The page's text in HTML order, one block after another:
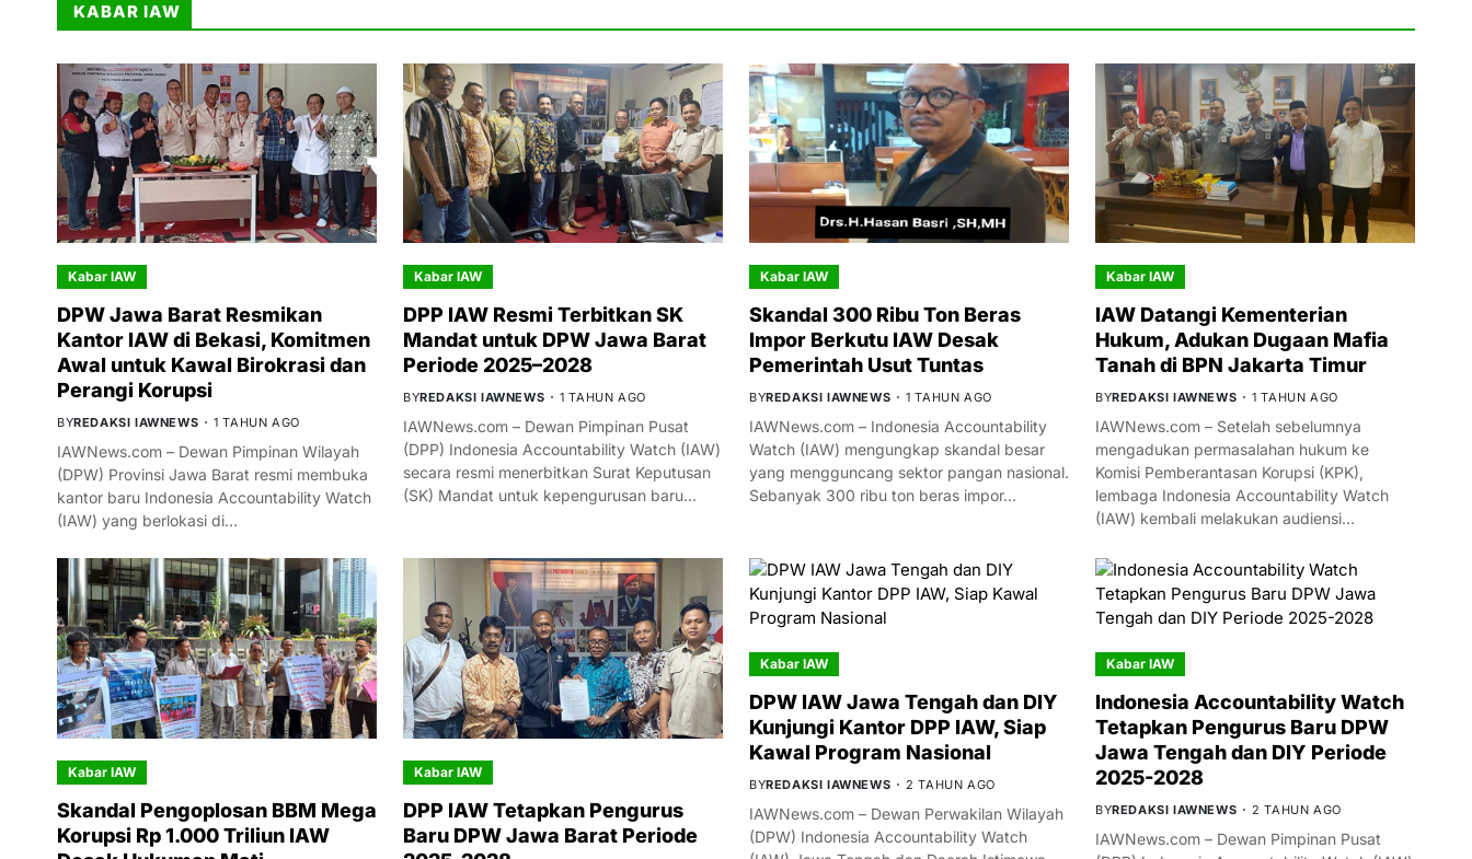
KABAR IAW
Kabar IAW
DPW Jawa Barat Resmikan
Kantor IAW di Bekasi, Komitmen
Awal untuk Kawal Birokrasi dan
Perangi Korupsi
BYREDAKSI IAWNEWS 1 TAHUN AGO
IAWNews.com – Dewan Pimpinan Wilayah
(DPW) Provinsi Jawa Barat resmi membuka
kantor baru Indonesia Accountability Watch
(IAW) yang berlokasi di…
Kabar IAW
DPP IAW Resmi Terbitkan SK
Mandat untuk DPW Jawa Barat
Periode 2025–2028
BYREDAKSI IAWNEWS 1 TAHUN AGO
IAWNews.com – Dewan Pimpinan Pusat
(DPP) Indonesia Accountability Watch (IAW)
secara resmi menerbitkan Surat Keputusan
(SK) Mandat untuk kepengurusan baru…
Kabar IAW
Skandal 300 Ribu Ton Beras
Impor Berkutu IAW Desak
Pemerintah Usut Tuntas
BYREDAKSI IAWNEWS 1 TAHUN AGO
IAWNews.com – Indonesia Accountability
Watch (IAW) mengungkap skandal besar
yang mengguncang sektor pangan nasional.
Sebanyak 300 ribu ton beras impor…
Kabar IAW
IAW Datangi Kementerian
Hukum, Adukan Dugaan Mafia
Tanah di BPN Jakarta Timur
BYREDAKSI IAWNEWS 1 TAHUN AGO
IAWNews.com – Setelah sebelumnya
mengadukan permasalahan hukum ke
Komisi Pemberantasan Korupsi (KPK),
lembaga Indonesia Accountability Watch
(IAW) kembali melakukan audiensi…
Kabar IAW
Skandal Pengoplosan BBM Mega
Korupsi Rp 1.000 Triliun IAW
Kabar IAW
DPP IAW Tetapkan Pengurus
Baru DPW Jawa Barat Periode
Kabar IAW
DPW IAW Jawa Tengah dan DIY
Kunjungi Kantor DPP IAW, Siap
Kawal Program Nasional
BYREDAKSI IAWNEWS 2 TAHUN AGO
IAWNews.com – Dewan Perwakilan Wilayah
(DPW) Indonesia Accountability Watch
Kabar IAW
Indonesia Accountability Watch
Tetapkan Pengurus Baru DPW
Jawa Tengah dan DIY Periode
2025-2028
BYREDAKSI IAWNEWS 2 TAHUN AGO
IAWNews.com – Dewan Pimpinan Pusat